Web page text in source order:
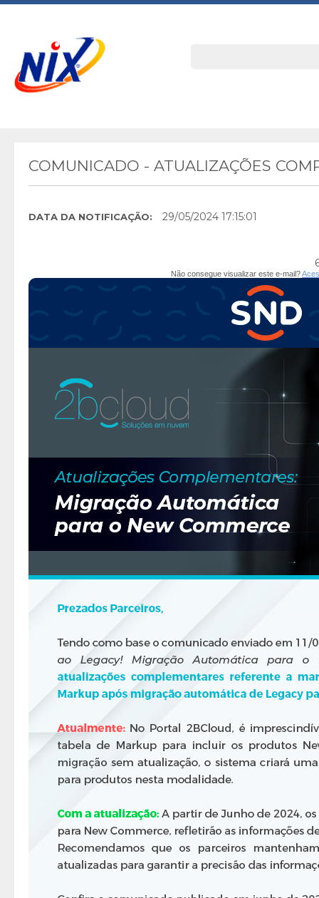
COMUNICADO - ATUALIZAÇÕES
DATA DA NOTIFICAÇÃO: 29/05/2024 17:15:01
Não consegue visualizar este e-mail?